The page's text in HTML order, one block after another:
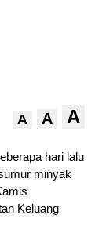
A A A
hari lalu
minyak
Keluang